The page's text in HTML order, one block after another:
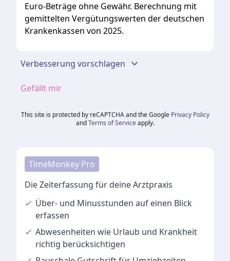
Euro-Beträge ohne Gewähr. Berechnung mit
gemittelten Vergütungswerten der deutschen
Krankenkassen von 2025.
Verbesserung vorschlagen
Gefällt mir
This site is protected by reCAPTCHA and the Google Privacy Policy
and Terms of Service apply.
TimeMonkey Pro
Die Zeiterfassung für deine Arztpraxis
✓ Über- und Minusstunden auf einen Blick
erfassen
✓ Abwesenheiten wie Urlaub und Krankheit
richtig berücksichtigen